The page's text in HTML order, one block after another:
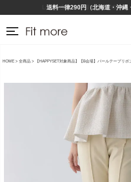
Lineお友だち登録で500円OFFク
送料一律290円（北海道・沖縄
HOME 全商品 【HAPPYSET対象商品】【B会場】パールテープリボ